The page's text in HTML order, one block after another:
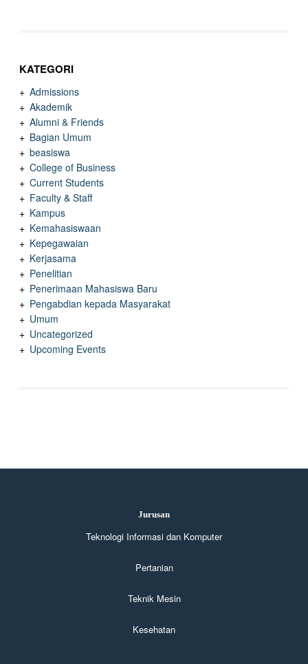
KATEGORI
Admissions
Akademik
Alumni & Friends
Bagian Umum
beasiswa
College of Business
Current Students
Faculty & Staff
Kampus
Kemahasiswaan
Kepegawaian
Kerjasama
Penelitian
Penerimaan Mahasiswa Baru
Pengabdian kepada Masyarakat
Umum
Uncategorized
Upcoming Events
Jurusan
Teknologi Informasi dan Komputer
Pertanian
Teknik Mesin
Kesehatan